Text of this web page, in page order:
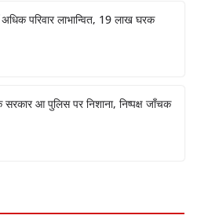
परिवार लाभान्वित, 19 लाख घरक
आ पुलिस पर निशाना, निष्पक्ष जाँचक